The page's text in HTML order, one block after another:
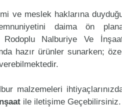
ve meslek haklarına
daima ön
Rodoplu Nalburiye Ve
hazır ürünler sunarken;
malzemeleri
ile iletişime Geçebilirsiniz.